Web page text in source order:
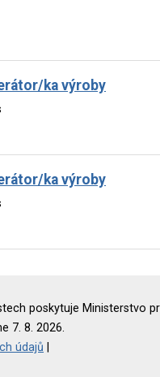
ka výroby
ka výroby
poskytuje Ministerstvo
7. 8. 2026.
údajů